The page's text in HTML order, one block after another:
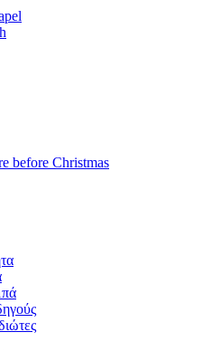
before Christmas